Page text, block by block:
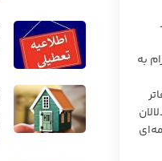
باشد، نیامده است. طبق ماده ۳ قانون الزام به